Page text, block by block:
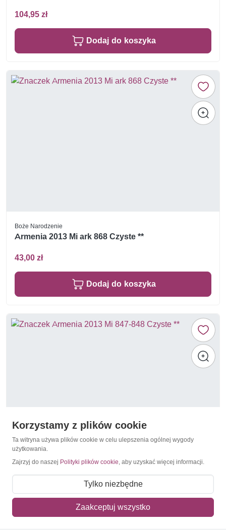
104,95 zł
Dodaj do koszyka
Boże Narodzenie
Armenia 2013 Mi ark 868 Czyste **
43,00 zł
Dodaj do koszyka
Armenia 2013 Mi 847-848 Czyste **
30,20 zł
Dodaj do koszyka
Korzystamy z plików cookie
Ta witryna używa plików cookie w celu ulepszenia ogólnej wygody
użytkowania.
Zajrzyj do naszej Polityki plików cookie, aby uzyskać więcej informacji.
Tylko niezbędne
Zaakceptuj wszystko